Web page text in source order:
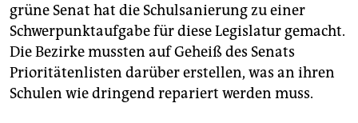
grüne Senat hat die Schulsanierung zu einer
Schwerpunktaufgabe für diese Legislatur gemacht.
Die Bezirke mussten auf Geheiß des Senats
Prioritätenlisten darüber erstellen, was an ihren
Schulen wie dringend repariert werden muss.